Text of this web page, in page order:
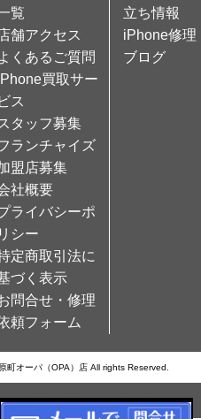
覧
舗アクセス
くあるご質問
買取サー
ビス
タッフ募集
ランチャイズ
盟店募集
社概要
ライバシーポ
リシー
定商取引法に
づく表示
問合せ・修理
頼フォーム
立ち情報
iPhone修理
ブログ
オーパ（OPA）店 All rights Reserved.